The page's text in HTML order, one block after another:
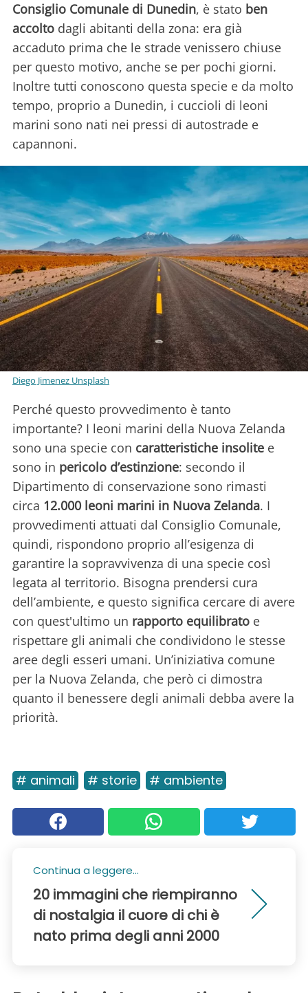
Consiglio Comunale di Dunedin, è stato ben
accolto dagli abitanti della zona: era già
accaduto prima che le strade venissero chiuse
per questo motivo, anche se per pochi giorni.
Inoltre tutti conoscono questa specie e da molto
tempo, proprio a Dunedin, i cuccioli di leoni
marini sono nati nei pressi di autostrade e
capannoni.
Diego Jimenez Unsplash
Perché questo provvedimento è tanto
importante? I leoni marini della Nuova Zelanda
sono una specie con caratteristiche insolite e
sono in pericolo d’estinzione: secondo il
Dipartimento di conservazione sono rimasti
circa 12.000 leoni marini in Nuova Zelanda. I
provvedimenti attuati dal Consiglio Comunale,
quindi, rispondono proprio all’esigenza di
garantire la sopravvivenza di una specie così
legata al territorio. Bisogna prendersi cura
dell’ambiente, e questo significa cercare di avere
con quest'ultimo un rapporto equilibrato e
rispettare gli animali che condividono le stesse
aree degli esseri umani. Un’iniziativa comune
per la Nuova Zelanda, che però ci dimostra
quanto il benessere degli animali debba avere la
priorità.
# animali # storie # ambiente
Continua a leggere...
20 immagini che riempiranno
di nostalgia il cuore di chi è
nato prima degli anni 2000